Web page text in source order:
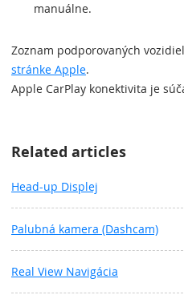
manuálne.
Zoznam podporovaných
stránke Apple.
Apple CarPlay konektivita je
Related articles
Head-up Displej
Palubná kamera (Dashcam)
Real View Navigácia